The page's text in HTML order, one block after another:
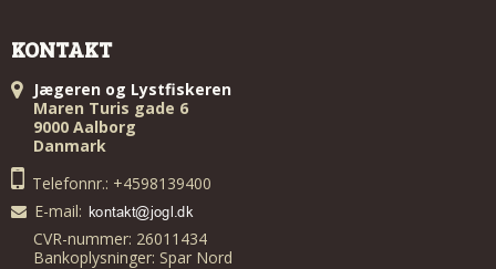
KONTAKT
Jægeren og Lystfiskeren
Maren Turis gade 6
9000 Aalborg
Danmark
Telefonnr.: +4598139400
E-mail:
CVR-nummer: 26011434
Bankoplysninger: Spar Nord